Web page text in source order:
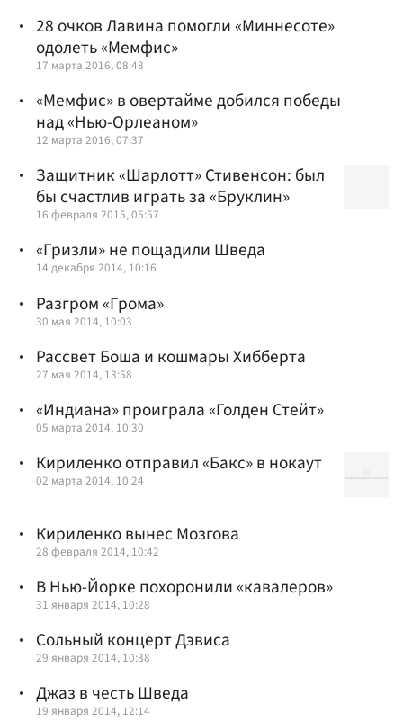
28 очков Лавина помогли «Миннесоте»
одолеть «Мемфис»
17 марта 2016, 08:48
«Мемфис» в овертайме добился победы
над «Нью-Орлеаном»
12 марта 2016, 07:37
Защитник «Шарлотт» Стивенсон: был
бы счастлив играть за «Бруклин»
16 февраля 2015, 05:57
«Гризли» не пощадили Шведа
14 декабря 2014, 10:16
Разгром «Грома»
30 мая 2014, 10:03
Рассвет Боша и кошмары Хибберта
27 мая 2014, 13:58
«Индиана» проиграла «Голден Стейт»
05 марта 2014, 10:30
Кириленко отправил «Бакс» в нокаут
02 марта 2014, 10:24
Кириленко вынес Мозгова
28 февраля 2014, 10:42
В Нью-Йорке похоронили «кавалеров»
31 января 2014, 10:28
Сольный концерт Дэвиса
29 января 2014, 10:38
Джаз в честь Шведа
19 января 2014, 12:14